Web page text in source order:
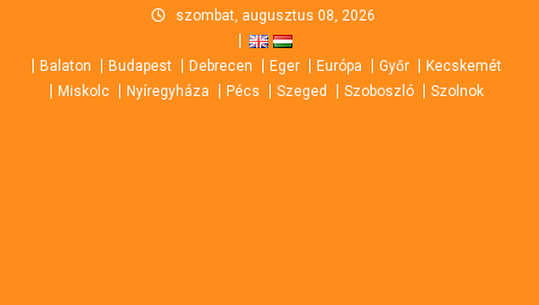
content
szombat, augusztus 08, 2026
Balaton Budapest Debrecen Eger Európa Győr
Kecskemét
Miskolc
Nyíregyháza Pécs Szeged Szoboszló Szolnok